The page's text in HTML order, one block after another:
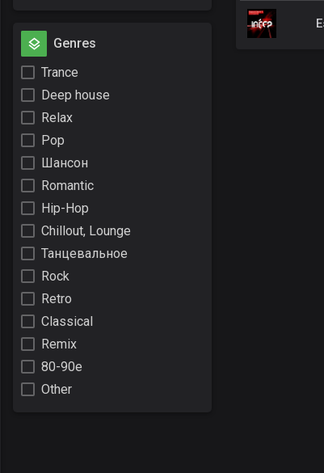
Genres
Trance
Deep house
Relax
Pop
Шансон
Romantic
Hip-Hop
Chillout, Lounge
Танцевальное
Rock
Retro
Classical
Remix
80-90е
Other